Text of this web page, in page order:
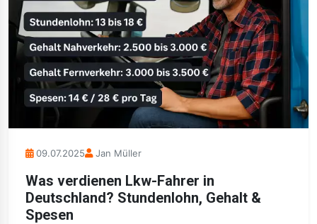
09.07.2025 Jan Müller
Was verdienen Lkw-Fahrer in
Deutschland? Stundenlohn, Gehalt &
Spesen